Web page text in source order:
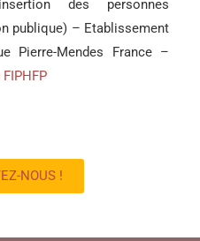
des personnes
publique) – Etablissement
Pierre-Mendes France –
NOUS !